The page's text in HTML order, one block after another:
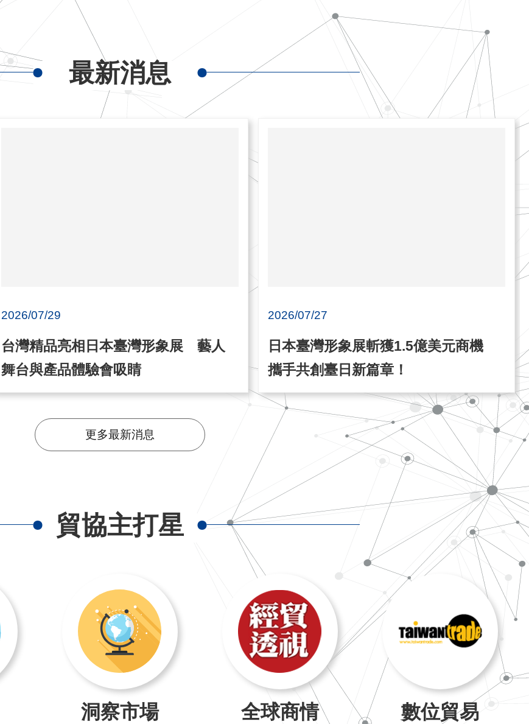
最新消息
2026/07/29
台灣精品亮相日本臺灣形象展 藝人
舞台與產品體驗會吸睛
2026/07/27
日本臺灣形象展斬獲1.5億美元商機
攜手共創臺日新篇章！
更多最新消息
貿協主打星
洞察市場 全球商情 數位貿易